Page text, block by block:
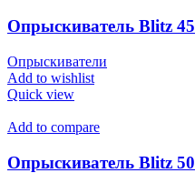
Опрыскиватель Blitz 45
Опрыскиватели
Add to wishlist
Quick view
Add to compare
Опрыскиватель Blitz 50